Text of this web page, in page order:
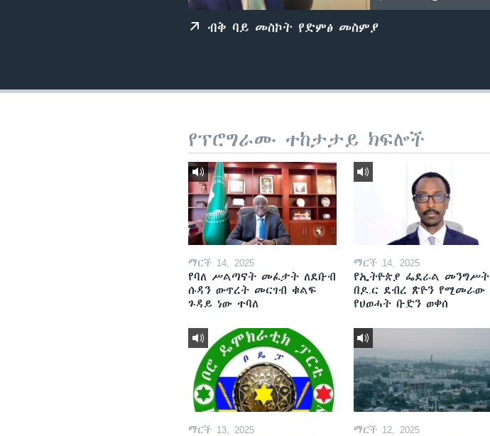
ብቅ ባይ መስኮት የድምፅ መስምያ
የፕሮግራሙ ተከታታይ ክፍሎች
ማርች 14, 2025
የባለ ሥልጣናት መፈታት ለደቡብ
ሱዳን ውጥረት መርገብ ቁልፍ
ጉዳይ ነው ተባለ
ማርች 14, 2025
የኢትዮጵያ ፌደራል መንግሥት
በዶ.ር ደብረ ጽዮን የሚመራው
የህወሓት ቡድን ወቀሰ
ማርች 13, 2025 ማርች 12, 2025